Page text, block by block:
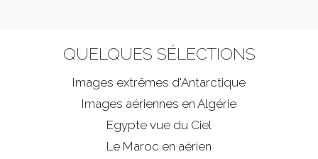
QUELQUES SÉLECTIONS
Images extrêmes d'Antarctique
Images aériennes en Algérie
Egypte vue du Ciel
Le Maroc en aérien